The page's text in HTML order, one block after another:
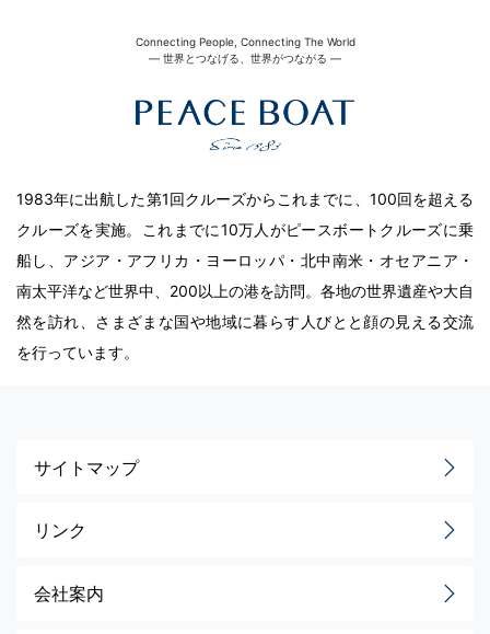
Connecting People, Connecting The World
― 世界とつなげる、世界がつながる ―
1983年に出航した第1回クルーズからこれまでに、100回を超える
クルーズを実施。これまでに10万人がピースボートクルーズに乗
船し、アジア・アフリカ・ヨーロッパ・北中南米・オセアニア・
南太平洋など世界中、200以上の港を訪問。各地の世界遺産や大自
然を訪れ、さまざまな国や地域に暮らす人びとと顔の見える交流
を行っています。
サイトマップ
リンク
会社案内